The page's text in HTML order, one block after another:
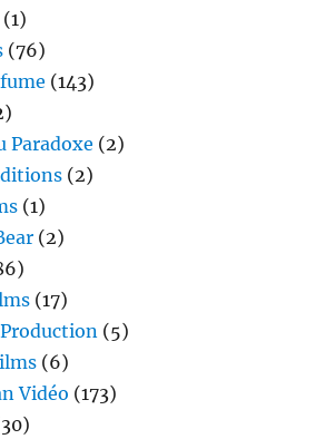
(1)
(76)
(143)
Paradoxe (2)
(2)
(1)
(2)
(17)
(5)
(6)
Vidéo (173)